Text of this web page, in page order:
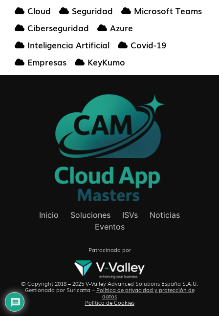
Cloud
Seguridad
Microsoft Teams
Ciberseguridad
Azure
Inteligencia Artificial
Covid-19
Empresas
KeyKumo
Inicio Soluciones ISVs
Noticias
Eventos
Patrocinada por
© Copyright 2018 – 2025 V-Valley Advanced Solutions España S.A.U.
Gestionado por Suricatta – Política de privacidad y protección de
datos
Política de Cookies